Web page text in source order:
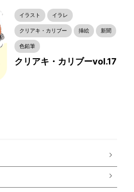
イラスト イラレ
クリアキ・カリブー 挿絵 新聞
色鉛筆
クリアキ・カリブーvol.17